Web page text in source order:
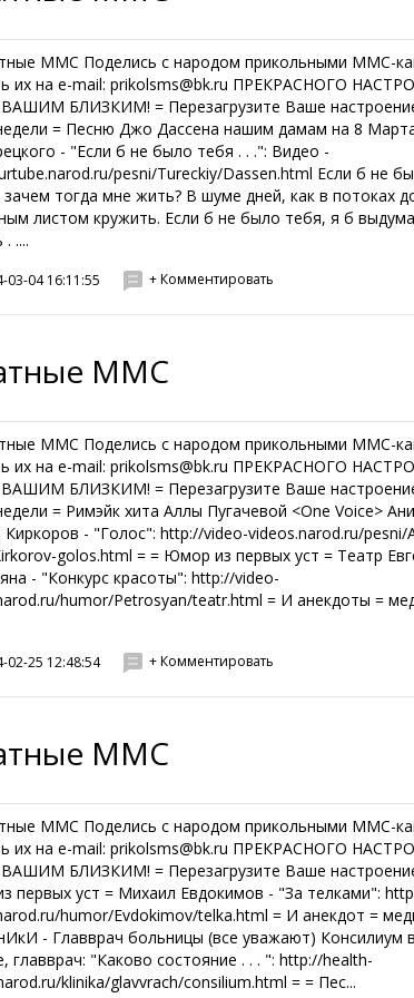
ММС Поделись с народом прикольными ММС-
их на e-mail: prikolsms@bk.ru ПРЕКРАСНОГО
БЛИЗКИМ! = Перезагрузите Ваше
= Песню Джо Дассена нашим дамам на 8
- "Если б не было тебя . . .": Видео -
pesni/Tureckiy/Dassen.html Если б не
зачем тогда мне жить? В шуме дней, как в потоках
листом кружить. Если б не было тебя, я б
....
03-04 16:11:55 + Комментировать
ММС
ММС Поделись с народом прикольными ММС-
их на e-mail: prikolsms@bk.ru ПРЕКРАСНОГО
БЛИЗКИМ! = Перезагрузите Ваше
= Римэйк хита Аллы Пугачевой <One Voice>
- "Голос": http://video-videos.narod.ru/pesni/
golos.html = = Юмор из первых уст = Театр
- "Конкурс красоты": http://video-
humor/Petrosyan/teatr.html = И анекдоты =
02-25 12:48:54 + Комментировать
ММС
ММС Поделись с народом прикольными ММС-
их на e-mail: prikolsms@bk.ru ПРЕКРАСНОГО
БЛИЗКИМ! = Перезагрузите Ваше
первых уст = Михаил Евдокимов - "За телками":
humor/Evdokimov/telka.html = И анекдот =
- Главврач больницы (все уважают) Консилиум
главврач: "Каково состояние . . . ": http://health-
klinika/glavvrach/consilium.html = = Пес...